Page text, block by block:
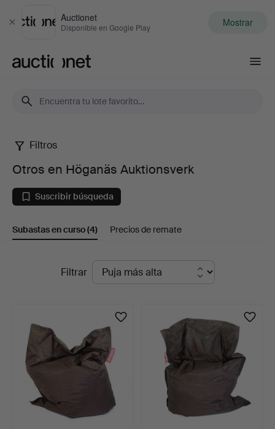
Cerrar
Auctionet
Disponible en Google Play Mostrar
Otros
en
Höganäs
Auktionsverk
Filtros
Otros en Höganäs Auktionsverk
Suscribir búsqueda
Subastas en curso(4) Precios de remate
SubastasFiltrar